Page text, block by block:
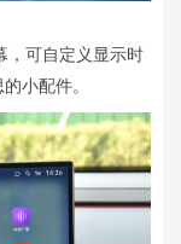
，可自定义显示时
小配件。